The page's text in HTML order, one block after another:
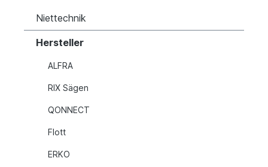
Niettechnik
Hersteller
ALFRA
RIX Sägen
QONNECT
Flott
ERKO